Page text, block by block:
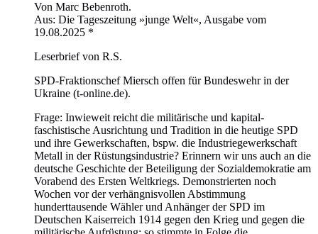
Von Marc Bebenroth.
Aus: Die Tageszeitung »junge Welt«, Ausgabe vom
19.08.2025 *
Leserbrief von R.S.
SPD-Fraktionschef Miersch offen für Bundeswehr in der
Ukraine (t-online.de).
Frage: Inwieweit reicht die militärische und kapital-
faschistische Ausrichtung und Tradition in die heutige SPD
und ihre Gewerkschaften, bspw. die Industriegewerkschaft
Metall in der Rüstungsindustrie? Erinnern wir uns auch an die
deutsche Geschichte der Beteiligung der Sozialdemokratie am
Vorabend des Ersten Weltkriegs. Demonstrierten noch
Wochen vor der verhängnisvollen Abstimmung
hunderttausende Wähler und Anhänger der SPD im
Deutschen Kaiserreich 1914 gegen den Krieg und gegen die